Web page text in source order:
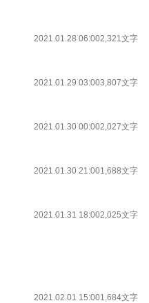
2021.01.28 06:002,321文字
2021.01.29 03:003,807文字
2021.01.30 00:002,027文字
2021.01.30 21:001,688文字
2021.01.31 18:002,025文字
2021.02.01 15:001,684文字